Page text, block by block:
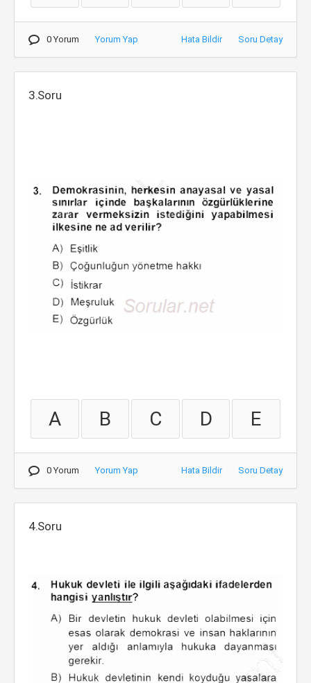
0 Yorum Yorum Yap Hata Bildir Soru Detay
3.Soru
A B C D E
0 Yorum Yorum Yap Hata Bildir Soru Detay
4.Soru